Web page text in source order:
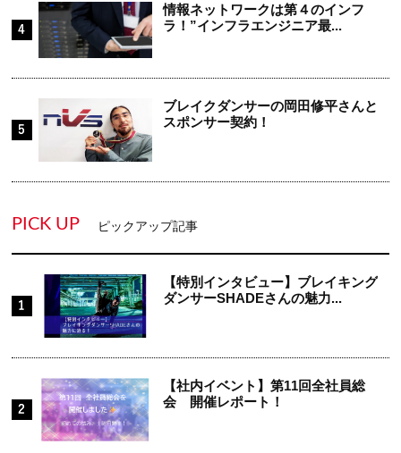
情報ネットワークは第４のインフ
ラ！”インフラエンジニア最...
ブレイクダンサーの岡田修平さんと
スポンサー契約！
PICK UP ピックアップ記事
【特別インタビュー】ブレイキング
ダンサーSHADEさんの魅力...
【社内イベント】第11回全社員総
会 開催レポート！